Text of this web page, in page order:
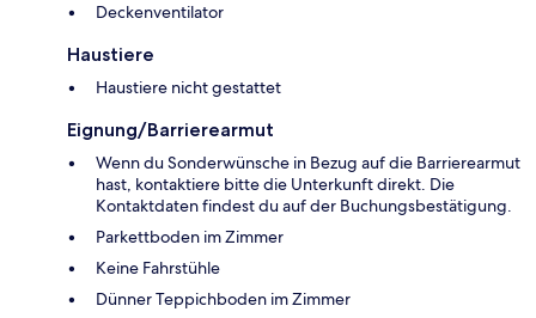
Deckenventilator
Haustiere
Haustiere nicht gestattet
Eignung/Barrierearmut
Wenn du Sonderwünsche in Bezug auf die Barrierearmut
hast, kontaktiere bitte die Unterkunft direkt. Die
Kontaktdaten findest du auf der Buchungsbestätigung.
Parkettboden im Zimmer
Keine Fahrstühle
Dünner Teppichboden im Zimmer